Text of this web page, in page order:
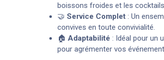
boissons froides et les
🤝 Service Complet: Un
convives en toute convivialité.
🏠 Adaptabilité : Idéal pour un
pour agrémenter vos